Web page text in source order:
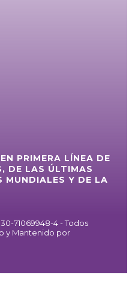
PRIMERA LÍNEA DE
DE LAS ÚLTIMAS
MUNDIALES Y DE LA
30-71069948-4 - Todos
y Mantenido por